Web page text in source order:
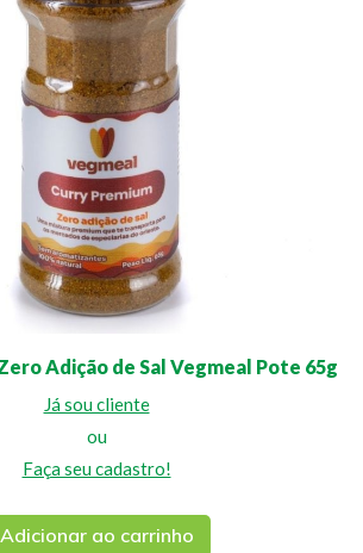
Adição de Sal Vegmeal Pote 65g
Já sou cliente
ou
Faça seu cadastro!
Adicionar ao carrinho